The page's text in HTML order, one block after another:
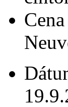
Cena